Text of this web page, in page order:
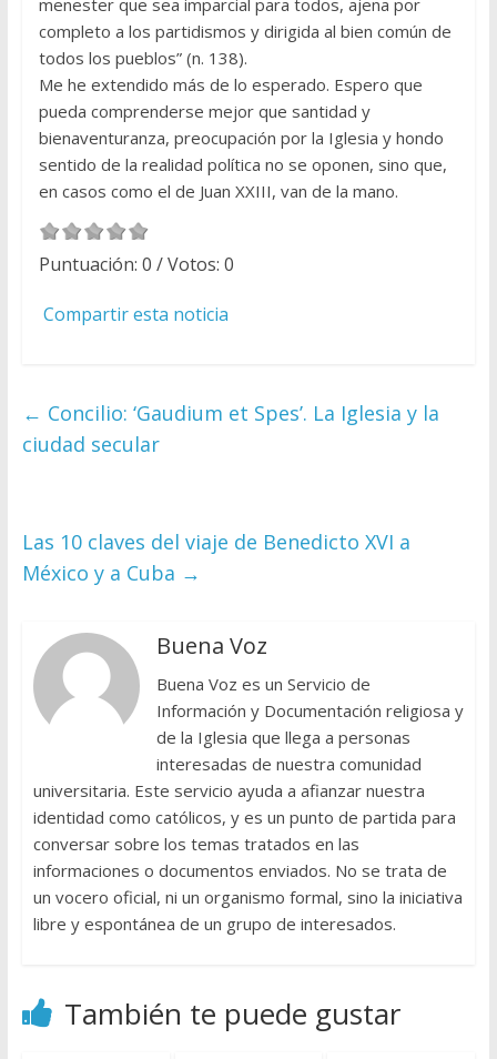
completo a los partidismos y dirigida al bien común de
todos los pueblos” (n. 138).
Me he extendido más de lo esperado. Espero que
pueda comprenderse mejor que santidad y
bienaventuranza, preocupación por la Iglesia y hondo
sentido de la realidad política no se oponen, sino que,
en casos como el de Juan XXIII, van de la mano.
Puntuación: 0 / Votos: 0
Compartir esta noticia
← Concilio: ‘Gaudium et Spes’. La Iglesia y la
ciudad secular
Las 10 claves del viaje de Benedicto XVI a
México y a Cuba →
Buena Voz
Buena Voz es un Servicio de
Información y Documentación religiosa y
de la Iglesia que llega a personas
interesadas de nuestra comunidad
universitaria. Este servicio ayuda a afianzar nuestra
identidad como católicos, y es un punto de partida para
conversar sobre los temas tratados en las
informaciones o documentos enviados. No se trata de
un vocero oficial, ni un organismo formal, sino la iniciativa
libre y espontánea de un grupo de interesados.
También te puede gustar